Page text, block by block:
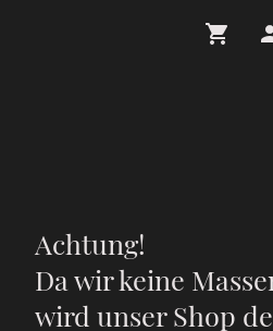
Achtung!
Da wir keine
wird unser Shop